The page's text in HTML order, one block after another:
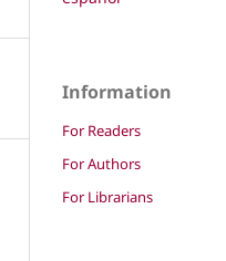
Information
For Readers
For Authors
For Librarians